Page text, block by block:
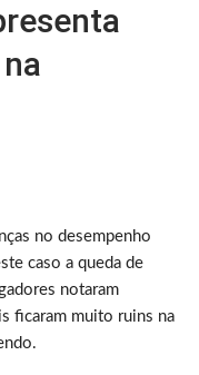
no desempenho
caso a queda de
notaram
ficaram muito ruins na